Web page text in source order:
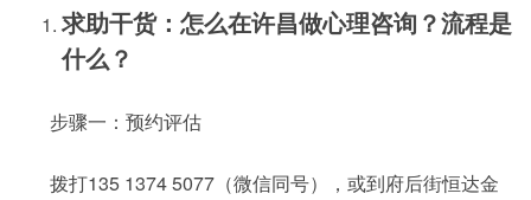
求助干货：怎么在许昌做心理咨询？流程是
什么？
步骤一：预约评估
拨打135 1374 5077（微信同号），或到府后街恒达金